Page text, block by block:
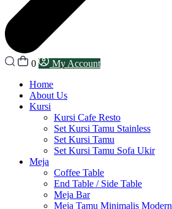
0
My Account
Home
About Us
Kursi
Kursi Cafe Resto
Set Kursi Tamu Stainless
Set Kursi Tamu
Set Kursi Tamu Sofa Ukir
Meja
Coffee Table
End Table / Side Table
Meja Bar
Meja Tamu Minimalis Modern